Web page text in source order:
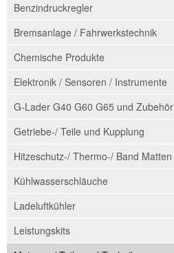
Benzindruckregler
Bremsanlage / Fahrwerkstechnik
Chemische Produkte
Elektronik / Sensoren / Instrumente
G-Lader G40 G60 G65 und Zubehör
Getriebe-/ Teile und Kupplung
Hitzeschutz-/ Thermo-/ Band Matten
Kühlwasserschläuche
Ladeluftkühler
Leistungskits